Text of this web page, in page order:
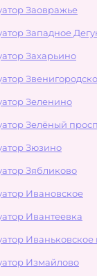
Заовражье
Западное
Захарьино
Зеленино
Зелёный
Зюзино
Зябликово
Ивановское
Ивантеевка
Иваньковское
Измайлово